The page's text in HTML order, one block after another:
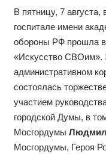
В пятницу, 7
госпитале имени
обороны РФ прошла
«Искусство СВОим».
административном
состоялась
участием
городской Думы, в
Мосгордумы
Мосгордумы, Героя